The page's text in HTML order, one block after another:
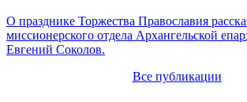
О празднике Торжества Православия
миссионерского отдела Архангельской
Евгений Соколов.
Все публикации